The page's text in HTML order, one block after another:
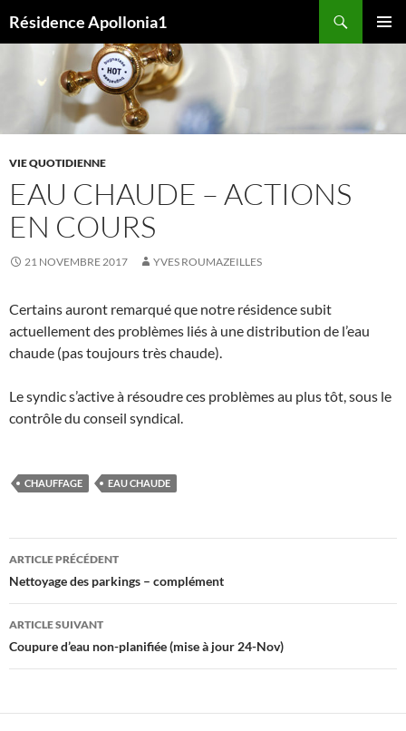
auRésidence Apollonia1
VIE QUOTIDIENNE
EAU CHAUDE – ACTIONS
EN COURS
21 NOVEMBRE 2017 YVES ROUMAZEILLES
Certains auront remarqué que notre résidence subit
actuellement des problèmes liés à une distribution de l’eau
chaude (pas toujours très chaude).
Le syndic s’active à résoudre ces problèmes au plus tôt, sous le
contrôle du conseil syndical.
CHAUFFAGE EAU CHAUDE
Navigation
des
articles
ARTICLE PRÉCÉDENT
Nettoyage des parkings – complément
ARTICLE SUIVANT
Coupure d’eau non-planifiée (mise à jour 24-Nov)